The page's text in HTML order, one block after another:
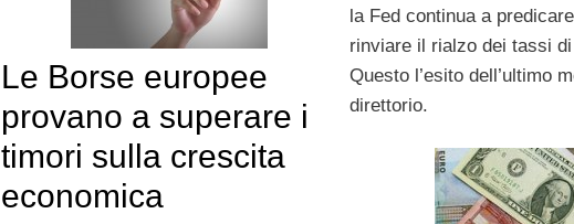
la Fed continua a
rinviare il rialzo dei tassi
Questo l’esito dell’ultimo
direttorio.
Le Borse europee
provano a superare i
timori sulla crescita
economica